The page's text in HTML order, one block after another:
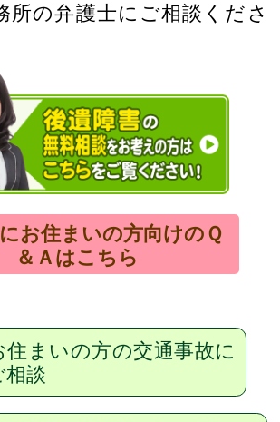
所の弁護士にご相談くださ
お住まいの方向けのＱ
＆Ａはこちら
住まいの方の交通事故に
相談